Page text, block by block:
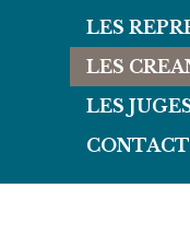
LES
LES
LES
CONTACT